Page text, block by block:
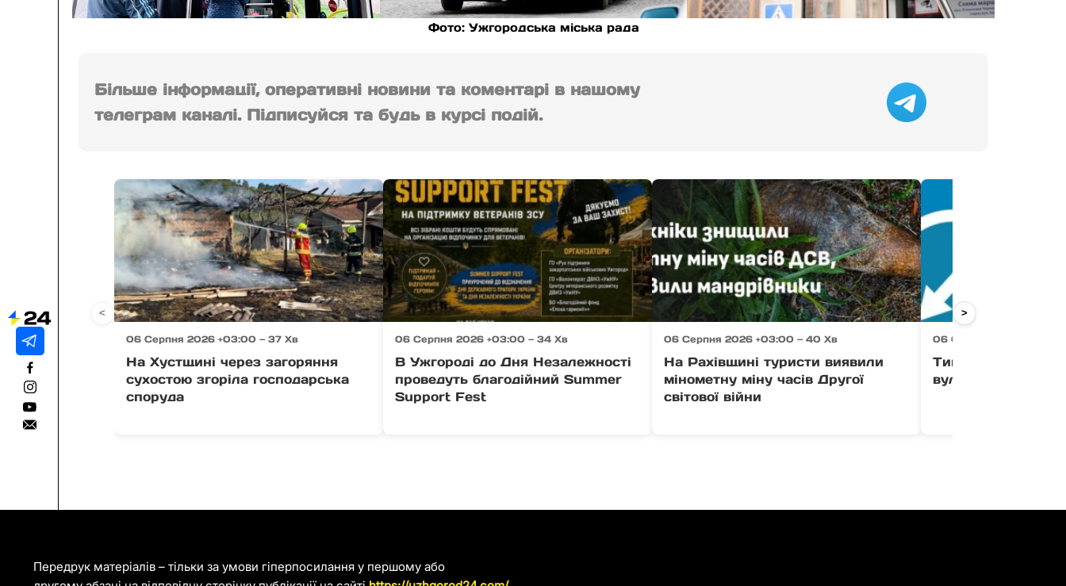
Фото: Ужгородська міська рада
Більше інформації, оперативні новини та коментарі в нашому
телеграм каналі. Підписуйся та будь в курсі подій.
06 Серпня 2026 +03:00 — 37 Хв
На Хустщині через загоряння
сухостою згоріла господарська
споруда
06 Серпня 2026 +03:00 — 34 Хв
В Ужгороді до Дня Незалежності
проведуть благодійний Summer
Support Fest
06 Серпня 2026 +03:00 — 40 Хв
На Рахівщині туристи виявили
мінометну міну часів Другої
світової війни
06 Серпня 2026 +03:00
Тимчасово
вулиці
< >
Передрук матеріалів – тільки за умови гіперпосилання у першому або